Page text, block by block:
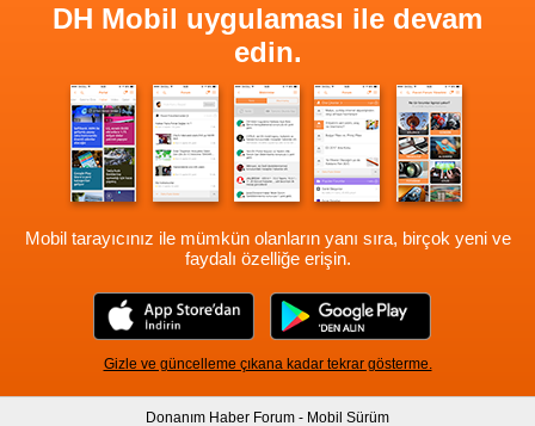
DH Mobil uygulaması ile devam
edin.
Mobil tarayıcınız ile mümkün olanların yanı sıra, birçok yeni ve
faydalı özelliğe erişin.
Gizle ve güncelleme çıkana kadar tekrar gösterme.
Donanım Haber Forum - Mobil Sürüm